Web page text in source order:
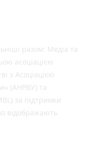
разом: Медіа та
асоціацією
з Асоціацією
(АНРВУ) та
за підтримки
відображають